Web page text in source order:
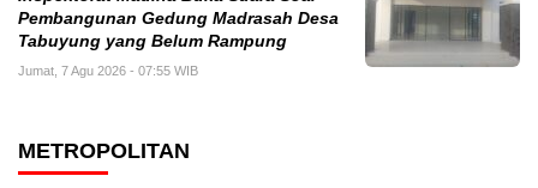
Pembangunan Gedung Madrasah Desa
Tabuyung yang Belum Rampung
Jumat, 7 Agu 2026 - 07:55 WIB
METROPOLITAN